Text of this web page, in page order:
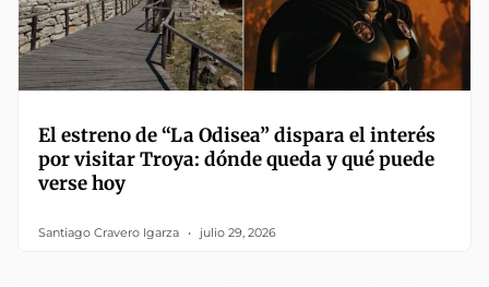
El estreno de “La Odisea” dispara el interés
por visitar Troya: dónde queda y qué puede
verse hoy
Santiago Cravero Igarza julio 29, 2026